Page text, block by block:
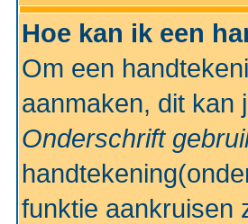
Hoe kan ik een
Om een
aanmaken, dit kan
Onderschrift
funktie aankruisen